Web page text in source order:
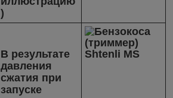
)
В результате
давления
сжатия при
запуске